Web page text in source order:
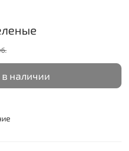
в наличии